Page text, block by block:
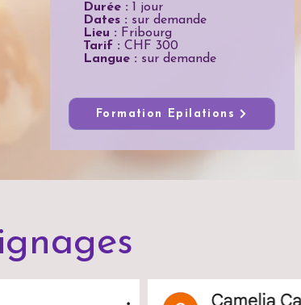
Durée : 1 jour
Dates : sur demande
Lieu : Fribourg
Tarif : CHF 300
Langue : sur demande
Formation Épilations